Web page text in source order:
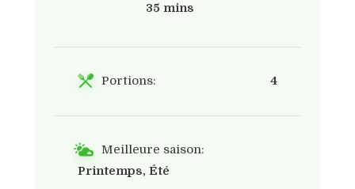
35 mins
Portions: 4
Meilleure saison:
Printemps, Été